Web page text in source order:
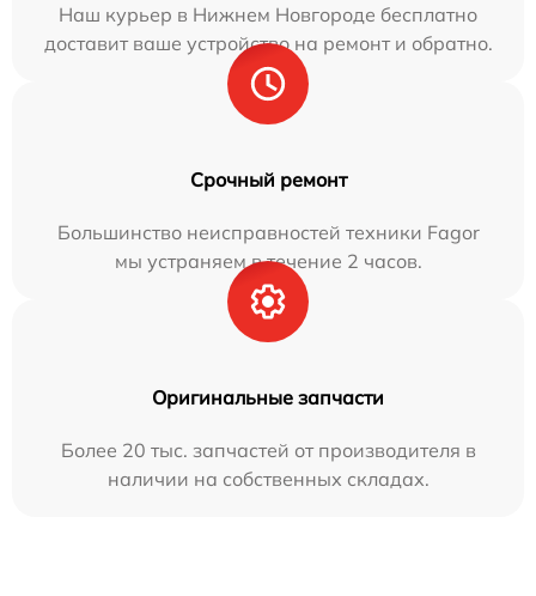
Наш курьер в Нижнем Новгороде бесплатно
доставит ваше устройство на ремонт и обратно.
Срочный ремонт
Большинство неисправностей техники Fagor
мы устраняем в течение 2 часов.
Оригинальные запчасти
Более 20 тыс. запчастей от производителя в
наличии на собственных складах.